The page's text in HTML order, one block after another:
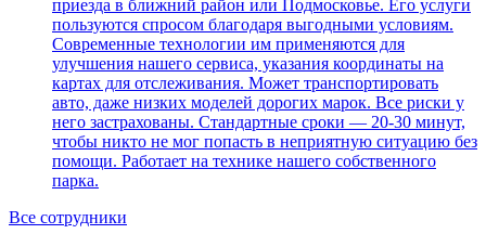
приезда в ближний район или Подмосковье. Его услуги
пользуются спросом благодаря выгодными условиям.
Современные технологии им применяются для
улучшения нашего сервиса, указания координаты на
картах для отслеживания. Может транспортировать
авто, даже низких моделей дорогих марок. Все риски у
него застрахованы. Стандартные сроки — 20-30 минут,
чтобы никто не мог попасть в неприятную ситуацию без
помощи. Работает на технике нашего собственного
парка.
Все сотрудники